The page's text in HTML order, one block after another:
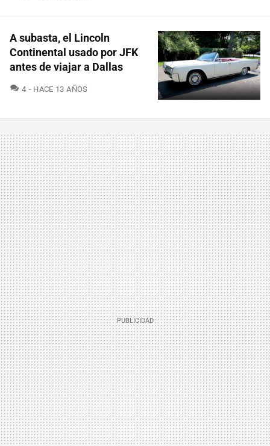
A subasta, el Lincoln
Continental usado por JFK
antes de viajar a Dallas
4 COMENTARIOS
HACE 13 AÑOS